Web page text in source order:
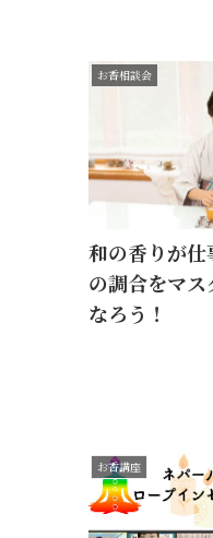
お香相談会
和の香りが
の調合をマ
なろう！
お香講座